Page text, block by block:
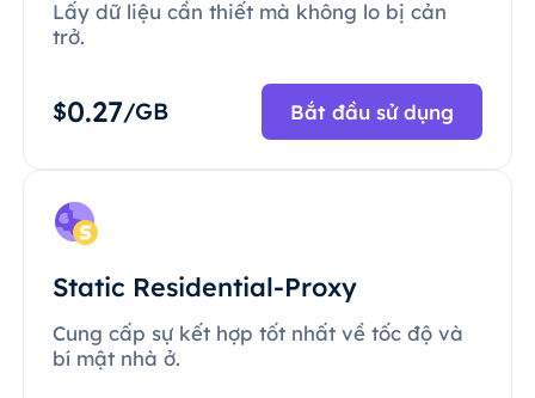
Lấy dữ liệu cần thiết mà không lo bị cản
trở.
$0.27/GB Bắt đầu sử dụng
Static Residential-Proxy
Cung cấp sự kết hợp tốt nhất về tốc độ và
bí mật nhà ở.